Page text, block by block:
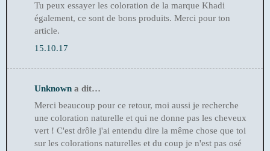
Tu peux essayer les coloration de la marque Khadi
également, ce sont de bons produits. Merci pour ton
article.
15.10.17
Unknown a dit…
Merci beaucoup pour ce retour, moi aussi je recherche
une coloration naturelle et qui ne donne pas les cheveux
vert ! C'est drôle j'ai entendu dire la même chose que toi
sur les colorations naturelles et du coup je n'est pas osé